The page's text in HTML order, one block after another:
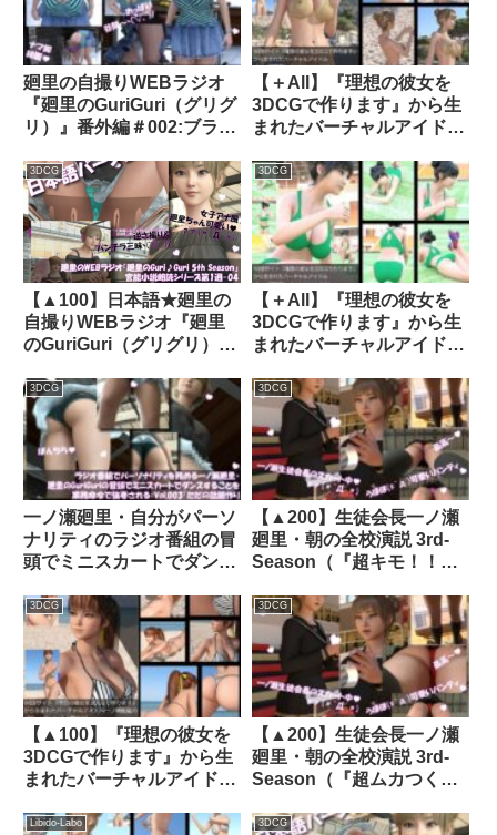
でスカート内を盗撮される
被害に遭う（PV10:廻里-紫
Tバック＆友梨-水色Tバッ
クパンティ）｜d_327248│
Libido-Labo
4台、ローアングルから彼
女のスカート内を覗き込む
ように設置されてい
る:PV09_サテン地ピンク
水玉フルバックパンティで
扇風機風チラ』｜
廻里の自撮りWEBラジオ
『廻里のGuriGuri（グリグ
リ）』番外編＃002:ブラチ
d_393097│ Libido-Labo
【＋All】『理想の彼女を
3DCGで作ります』から生
まれたバーチャルアイドル
ぐり）」のグラドル撮影風
写真集:Gradol_35｜
d_290560│ Libido-Labo
3DCG
【▲100】日本語★廻里の
自撮りWEBラジオ『廻里
のGuriGuri（グリグリ）
読＃第1週_その4:女子テニ
ス部の女王のスカート内を
盗撮したことがバレ
て・・。〜情の揺らぎ〜｜
d_736065
3DCG
【＋All】『理想の彼女を
3DCGで作ります』から生
まれたバーチャルアイドル
ぐり）」のアスリート風写
真集:Athlete _04｜
d_292547│ Libido-Labo
3DCG
一ノ瀬廻里・自分がパーソ
ナリティのラジオ番組の冒
頭でミニスカートでダンス
される:Vol.003『ただの話
題作りとのことで電源
OFF（のはず）のカメラが
4台、ローアングルから彼
女のスカート内を覗き込む
ように設置されている（水
玉柄黒サテン地パンティ』
｜d_708543
3DCG
【▲200】生徒会長一ノ瀬
廻里・朝の全校演説 3rd-
Season（『超キモ！！パ
トを発見して怒りの演
説！』PV09:ピンク水玉
編）｜d_470156│ Libido-
Labo
3DCG
【▲100】『理想の彼女を
3DCGで作ります』から生
まれたバーチャルアイドル
メグリ）の写真
3DCG
【▲200】生徒会長一ノ瀬
廻里・朝の全校演説 3rd-
Season（『超ムカつく！
れ、ズリネタにされる事件
Libido-Labo 3DCG